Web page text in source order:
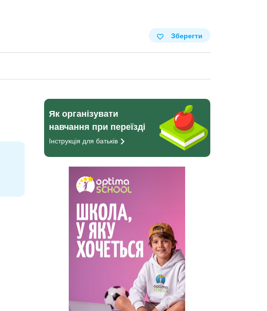
Зберегти
Як організувати
навчання при переїзді
Інструкція для батьків